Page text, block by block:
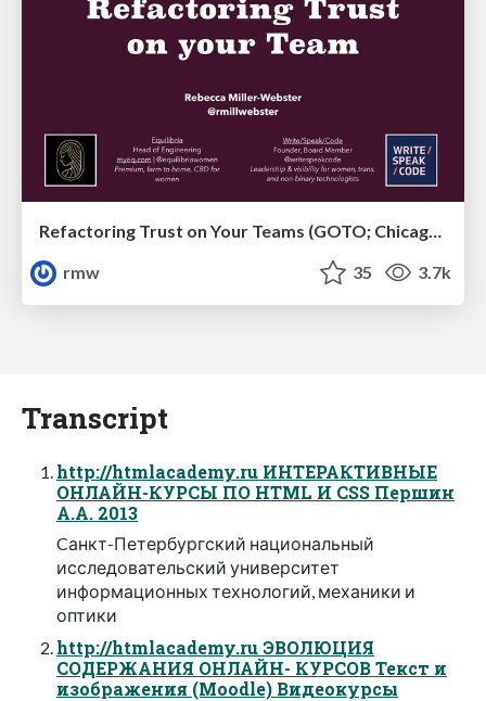
Refactoring Trust on Your Teams (GOTO; Chicago 2020)
rmw
35 3.7k
Transcript
http://htmlacademy.ru ИНТЕРАКТИВНЫЕ
ОНЛАЙН-КУРСЫ ПО HTML И CSS Першин
А.А. 2013
Cанкт-Петербургский национальный
исследовательский университет
информационных технологий, механики и
оптики
http://htmlacademy.ru ЭВОЛЮЦИЯ
СОДЕРЖАНИЯ ОНЛАЙН- КУРСОВ Текст и
изображения (Moodle) Видеокурсы